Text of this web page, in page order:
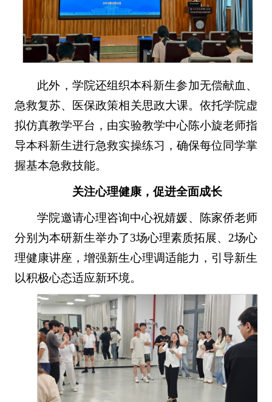
此外，学院还组织本科新生参加无偿献血、
急救复苏、医保政策相关思政大课。依托学院虚
拟仿真教学平台，由实验教学中心陈小旋老师指
导本科新生进行急救实操练习，确保每位同学掌
握基本急救技能。
关注心理健康，促进全面成长
学院邀请心理咨询中心祝婧媛、陈家侨老师
分别为本研新生举办了3场心理素质拓展、2场心
理健康讲座，增强新生心理调适能力，引导新生
以积极心态适应新环境。